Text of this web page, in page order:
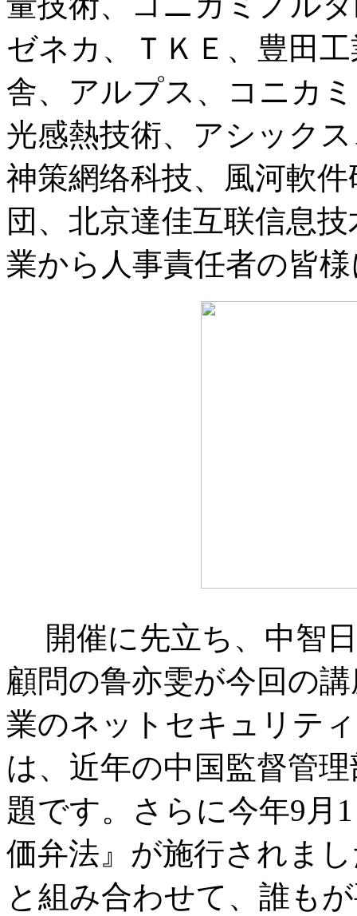
ゼネカ、ＴＫＥ、豊田
舎、アルプス、コニカ
光感熱技術、アシック
神策網络科技、風河軟
団、北京達佳互联信息
業から人事責任者の皆
開催に先立ち、中智
顧問の鲁亦雯が今回の
業のネットセキュリテ
は、近年の中国監督管
題です。さらに今年9月
価弁法』が施行されま
と組み合わせて、誰も